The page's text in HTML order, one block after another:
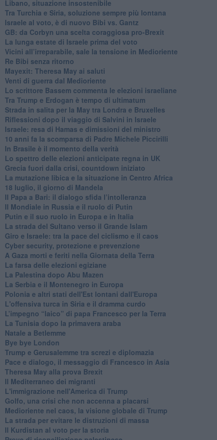
Libano, situazione insostenibile
Tra Turchia e Siria, soluzione sempre più lontana
Israele al voto, è di nuovo Bibi vs. Gantz
GB: da Corbyn una scelta coraggiosa pro-Brexit
La lunga estate di Israele prima del voto
Vicini all’irreparabile, sale la tensione in Medioriente
Re Bibi senza ritorno
Mayexit: Theresa May ai saluti
Venti di guerra dal Medioriente
Lo scrittore Bassem commenta le elezioni israeliane
Tra Trump e Erdogan è tempo di ultimatum
Strada in salita per la May tra Londra e Bruxelles
Riflessioni dopo il viaggio di Salvini in Israele
Israele: resa di Hamas e dimissioni del ministro
10 anni fa la scomparsa di Padre Michele Piccirilli
In Brasile è il momento della verità
Lo spettro delle elezioni anticipate regna in UK
Grecia fuori dalla crisi, countdown iniziato
La mutazione libica e la situazione in Centro Africa
18 luglio, il giorno di Mandela
Il Papa a Bari: il dialogo sfida l’intolleranza
Il Mondiale in Russia e il ruolo di Putin
Putin e il suo ruolo in Europa e in Italia
La strada del Sultano verso il Grande Islam
Giro e Israele: tra la pace del ciclismo e il caos
Cyber security, protezione e prevenzione
A Gaza morti e feriti nella Giornata della Terra
La farsa delle elezioni egiziane
La Palestina dopo Abu Mazen
La Serbia e il Montenegro in Europa
Polonia e altri stati dell'Est lontani dall'Europa
L'offensiva turca in Siria e il dramma curdo
L’impegno “laico” di papa Francesco per la Terra
La Tunisia dopo la primavera araba
Natale a Betlemme
Bye bye London
Trump e Gerusalemme tra screzi e diplomazia
Pace e dialogo, il messaggio di Francesco in Asia
Theresa May alla prova Brexit
Il Mediterraneo dei migranti
L'immigrazione nell'America di Trump
Golfo, una crisi che non accenna a placarsi
Medioriente nel caos, la visione globale di Trump
La strada per evitare le distruzioni di massa
Il Kurdistan al voto per la storia